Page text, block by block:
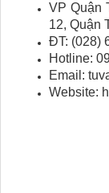
VP Quận
12, Quận
ĐT: (028)
Hotline:
Email:
Website: